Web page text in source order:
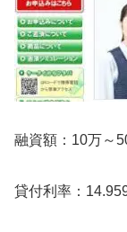
融資額：10万～
貸付利率：